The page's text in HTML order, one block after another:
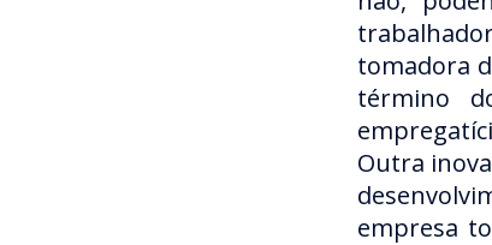
tomadora
término
Outra
empresa